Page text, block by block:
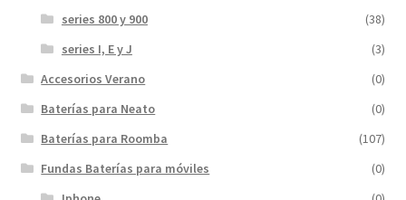
series 800 y 900
(38)
series I, E y J
(3)
Accesorios Verano
(0)
Baterías para Neato
(0)
Baterías para Roomba
(107)
Fundas Baterías para móviles
(0)